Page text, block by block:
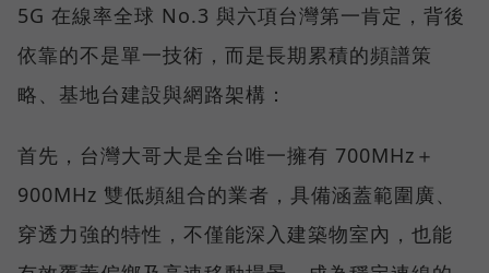
5G 在線率全球 No.3 與六項台灣第一肯定，背後
依靠的不是單一技術，而是長期累積的頻譜策
略、基地台建設與網路架構：
首先，台灣大哥大是全台唯一擁有 700MHz＋
900MHz 雙低頻組合的業者，具備涵蓋範圍廣、
穿透力強的特性，不僅能深入建築物室內，也能